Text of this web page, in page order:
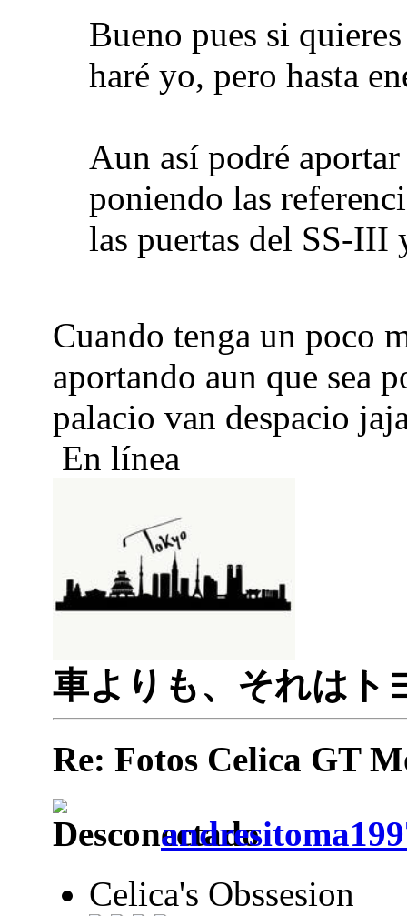
Bueno pues si
haré yo, pero hasta
Aun así podré
poniendo las
las puertas del SS-III
Cuando tenga un poco
aportando aun que sea
palacio van despacio
En línea
車よりも、それはト
Re: Fotos Celica GT
Celica's Obssesion